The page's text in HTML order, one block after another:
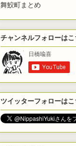
舞鮫町まとめ
チャンネルフォローはこ
ツイッターフォローはこ